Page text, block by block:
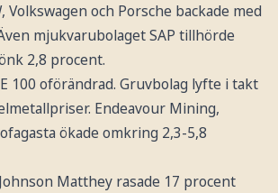
Volkswagen och Porsche backade med
mjukvarubolaget SAP tillhörde
2,8 procent.
100 oförändrad. Gruvbolag lyfte i takt
Endeavour Mining,
ökade omkring 2,3-5,8
Matthey rasade 17 procent